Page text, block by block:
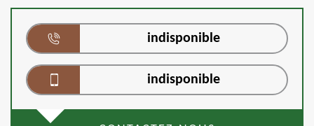
indisponible
indisponible